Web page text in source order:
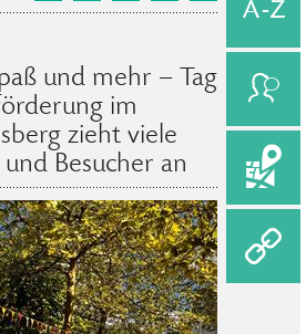
und mehr – Tag
im
zieht viele
Besucher an